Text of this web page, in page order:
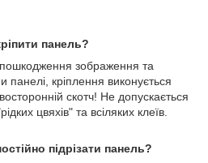
панель?
зображення та
панелі, кріплення виконується
скотч! Не допускається
цвяхів" та всіляких клеїв.
підрізати панель?